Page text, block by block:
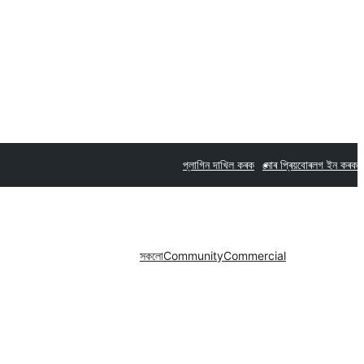
প্লাগিন দাখিল কৰক মোৰ প্ৰিয়বোৰলগ ইন কৰক
সকলোCommunityCommercial